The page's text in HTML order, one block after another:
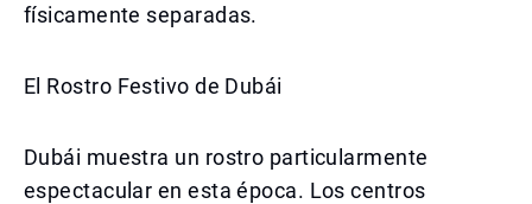
físicamente separadas.
El Rostro Festivo de Dubái
Dubái muestra un rostro particularmente
espectacular en esta época. Los centros